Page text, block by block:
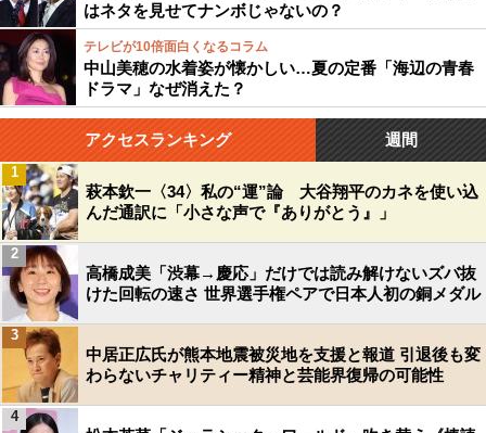
はネタを見せてナンボじゃないの？
テレビが10倍面白くなるコラム
中山美穂の水着姿が懐かしい…夏の定番「海辺の青春
ドラマ」なぜ消えた？
アクセスランキング 週間
萩本欽一〈34〉私の“運”論 大谷翔平のカネを使い込
んだ通訳に「小さな声で『ありがとう』」
1
高橋成美「渋幕→慶応」だけでは読み解けないズバ抜
けた回転の速さ 世界選手権ペアで日本人初の銅メダル
2
中居正広氏が熊本地震被災地を支援と報道 引退後も変
わらないチャリティー精神と芸能界復帰の可能性
3
4